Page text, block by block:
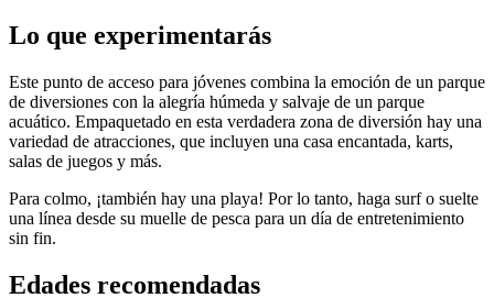
Lo que experimentarás
Este punto de acceso para jóvenes combina la emoción de un parque
de diversiones con la alegría húmeda y salvaje de un parque
acuático. Empaquetado en esta verdadera zona de diversión hay una
variedad de atracciones, que incluyen una casa encantada, karts,
salas de juegos y más.
Para colmo, ¡también hay una playa! Por lo tanto, haga surf o suelte
una línea desde su muelle de pesca para un día de entretenimiento
sin fin.
Edades recomendadas